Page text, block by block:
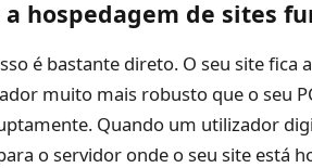
a hospedagem de sites
é bastante direto. O seu site
muito mais robusto que o seu
Quando um utilizador
o servidor onde o seu site está